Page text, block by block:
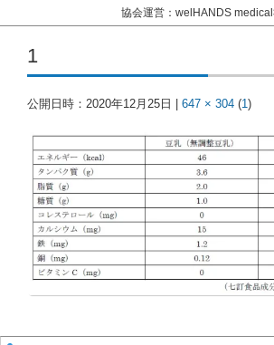
協会運営：welHANDS medical
コンテンツに移動
1
公開日時： 2020年12月25日 647 × 304 (1 )